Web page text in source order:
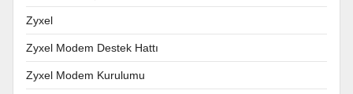
Zyxel
Zyxel Modem Destek Hattı
Zyxel Modem Kurulumu